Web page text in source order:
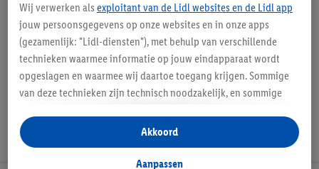
Favoriete
winkel
Wij verwerken als exploitant van de Lidl websites en de Lidl app
jouw persoonsgegevens op onze websites en in onze apps
(gezamenlijk: "Lidl-diensten"), met behulp van verschillende
technieken waarmee informatie op jouw eindapparaat wordt
opgeslagen en waarmee wij daartoe toegang krijgen. Sommige
van deze technieken zijn technisch noodzakelijk, en sommige
opslaan van voorkeursinstellingen, het verzamelen en
analyseren van statistieken of voor het tonen van
gepersonaliseerde reclame binnen en buiten de Lidl-diensten.
Aanpassen
Akkoord